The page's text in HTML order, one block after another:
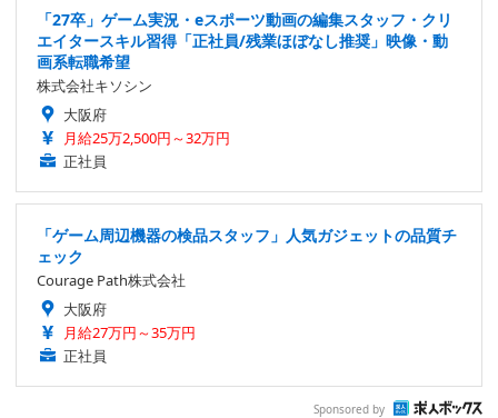
「27卒」ゲーム実況・eスポーツ動画の編集スタッフ・クリ
エイタースキル習得「正社員/残業ほぼなし推奨」映像・動
画系転職希望
株式会社キソシン
大阪府
月給25万2,500円～32万円
正社員
「ゲーム周辺機器の検品スタッフ」人気ガジェットの品質チ
ェック
Courage Path株式会社
大阪府
月給27万円～35万円
正社員
Sponsored by